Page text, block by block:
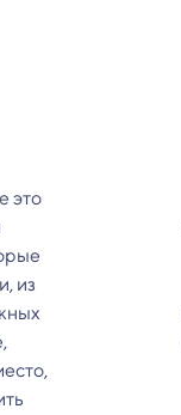
это
из